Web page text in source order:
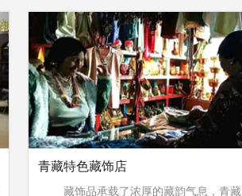
青藏特色藏饰店
藏饰品承载了浓厚的藏韵气息，青藏